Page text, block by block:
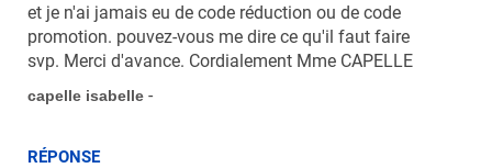
et je n'ai jamais eu de code réduction ou de code
promotion. pouvez-vous me dire ce qu'il faut faire
svp. Merci d'avance. Cordialement Mme CAPELLE
capelle isabelle -
RÉPONSE